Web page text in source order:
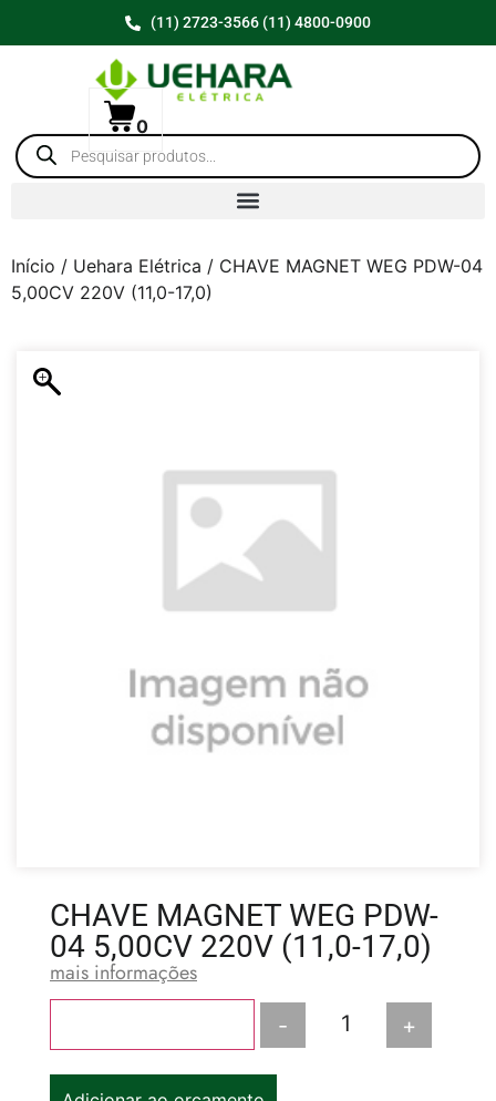
(11) 2723-3566 (11) 4800-0900
0
Início / Uehara Elétrica / CHAVE MAGNET WEG PDW-04
5,00CV 220V (11,0-17,0)
CHAVE MAGNET WEG PDW-
04 5,00CV 220V (11,0-17,0)
mais informações
- +